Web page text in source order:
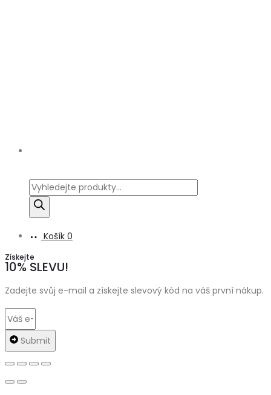
Products
search
Košík 0
Získejte
10% SLEVU!
Zadejte svůj e-mail a získejte slevový kód na váš první nákup.
Submit